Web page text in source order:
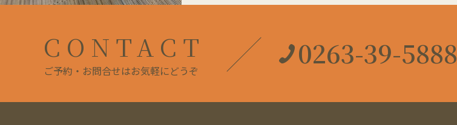
CONTACT
ご予約・お問合せはお気軽にどうぞ
0263-39-5888